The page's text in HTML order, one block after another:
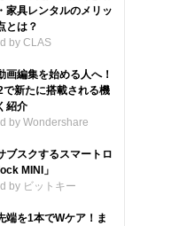
家具レンタルのメリッ
とは？
by CLAS
画編集を始める人へ！
新たに搭載される機
紹介
by Wondershare
ブスクするスマートロ
MINI」
by ビットキー
端を1本でWケア！ま